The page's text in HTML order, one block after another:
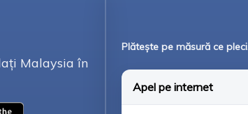
Malaysia în
Plătește pe măsură ce
Apel pe internet